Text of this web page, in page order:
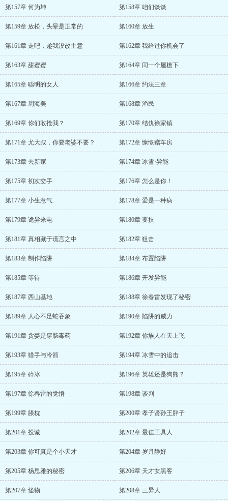
第157章 何为坤 第158章 咱们谈谈
第159章 放松，头晕是正常的 第160章 放生
第161章 走吧，趁我没改主意 第162章 我给过你机会了
第163章 甜蜜蜜 第164章 同一个屋檐下
第165章 聪明的女人 第166章 约法三章
第167章 周海美 第168章 渔民
第169章 你们敢抢我？ 第170章 结仇徐家镇
第171章 尤大叔，你要老婆不要？ 第172章 慷慨赠车房
第173章 去新家 第174章 冰雪·异能
第175章 初次交手 第176章 怎么是你！
第177章 小生意气 第178章 爱是一种病
第179章 诡异来电 第180章 要挟
第181章 真相藏于谎言之中 第182章 狙击
第183章 制作陷阱 第184章 布置陷阱
第185章 等待 第186章 开发异能
第187章 西山基地 第188章 徐春雷发现了秘密
第189章 人心不足蛇吞象 第190章 陷阱的威力
第191章 贪婪是穿肠毒药 第192章 你族人在天上飞
第193章 猎手与冷箭 第194章 冰雪中的追击
第195章 碎冰 第196章 英雄还是狗熊？
第197章 徐春雷的觉悟 第198章 谈判
第199章 膝枕 第200章 孝子贤孙王胖子
第201章 投诚 第202章 最佳工具人
第203章 你可真是个小天才 第204章 岁月静好
第205章 杨思雅的秘密 第206章 天才女黑客
第207章 怪物 第208章 三异人